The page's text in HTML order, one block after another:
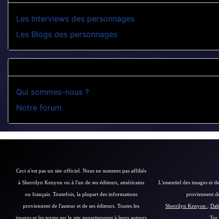
Les Interviews des personnages
Les Blogs des personnages
Qui sommes-nous ?
Notre forum
Ceci n'est pas un site officiel. Nous ne sommes pas affiliés
à Sherrilyn Kenyon ou à l'un de ses éditeurs, américains
ou français. Toutefois, la plupart des informations
proviennent de l'auteur et de ses éditeurs. Toutes les
images et les textes sur le site appartiennent à leurs auteurs
L'essentiel des images et
proviennent
Sherrilyn Kenyon ;
Tor